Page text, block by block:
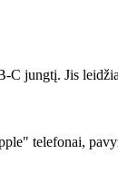
C jungtį. Jis
telefonai,